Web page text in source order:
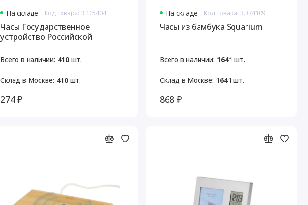
На складе Код товара: 3.105404
Часы Государственное
устройство Российской
Всего в наличии: 410шт.
Склад в Москве: 410шт.
274 ₽
На складе Код товара: 3.874109
Часы из бамбука Squarium
Всего в наличии: 1641 шт.
Склад в Москве: 1641 шт.
868 ₽